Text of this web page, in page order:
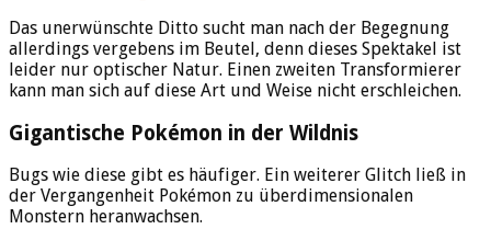
Das unerwünschte Ditto sucht man nach der Begegnung
allerdings vergebens im Beutel, denn dieses Spektakel ist
leider nur optischer Natur. Einen zweiten Transformierer
kann man sich auf diese Art und Weise nicht erschleichen.
Gigantische Pokémon in der Wildnis
Bugs wie diese gibt es häufiger. Ein weiterer Glitch ließ in
der Vergangenheit Pokémon zu überdimensionalen
Monstern heranwachsen.